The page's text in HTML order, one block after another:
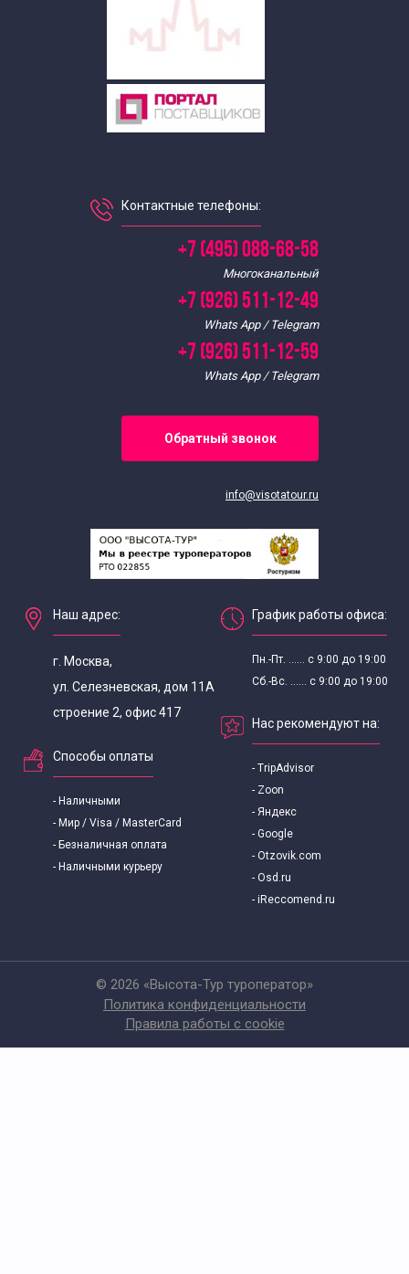
Контактные телефоны:
+7 (495) 088-68-58
Многоканальный
+7 (926) 511-12-49
Whats App / Telegram
+7 (926) 511-12-59
Whats App / Telegram
Обратный звонок
info@visotatour.ru
Наш адрес:
г. Москва,
ул. Селезневская, дом 11А
строение 2, офис 417
Способы оплаты
- Наличными
- Мир / Visa / MasterCard
- Безналичная оплата
- Наличными курьеру
График работы офиса:
Пн.-Пт. ...... с 9:00 до 19:00
Сб.-Вс. ...... с 9:00 до 19:00
Нас рекомендуют на:
- TripAdvisor
- Zoon
- Яндекс
- Google
- Otzovik.com
- Osd.ru
- iReccomend.ru
© 2026 «Высота-Тур туроператор»
Политика конфиденциальности
Правила работы с cookie